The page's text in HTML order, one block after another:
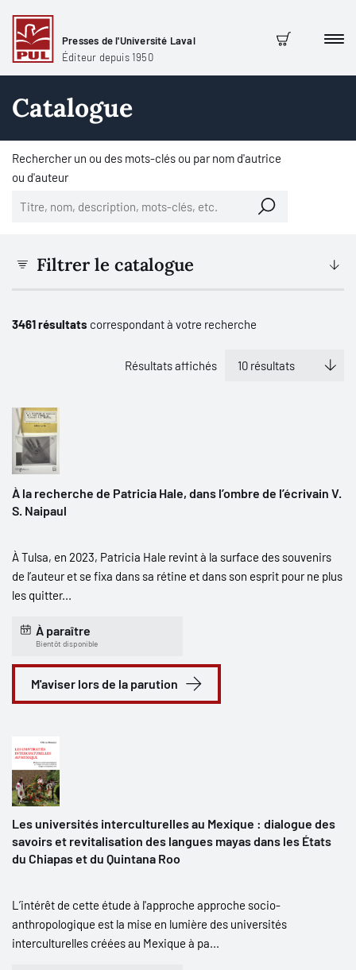
Presses de l'Université Laval
Éditeur depuis 1950
Panier
Catalogue
Rechercher un ou des mots-clés ou par nom d'autrice
ou d'auteur
Filtrer le catalogue
3461 résultats correspondant à votre recherche
Résultats affichés
À la recherche de Patricia Hale, dans l’ombre de l’écrivain V.
S. Naipaul
À Tulsa, en 2023, Patricia Hale revint à la surface des souvenirs
de l’auteur et se fixa dans sa rétine et dans son esprit pour ne plus
les quitter...
À paraître
Bientôt disponible
M'aviser lors de la parution
Les universités interculturelles au Mexique : dialogue des
savoirs et revitalisation des langues mayas dans les États
du Chiapas et du Quintana Roo
L’intérêt de cette étude à l'approche approche socio-
anthropologique est la mise en lumière des universités
interculturelles créées au Mexique à pa...